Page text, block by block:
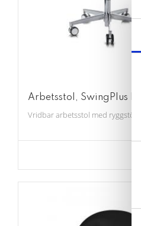
Arbetsstol, SwingPlus II
Vridbar arbetsstol med